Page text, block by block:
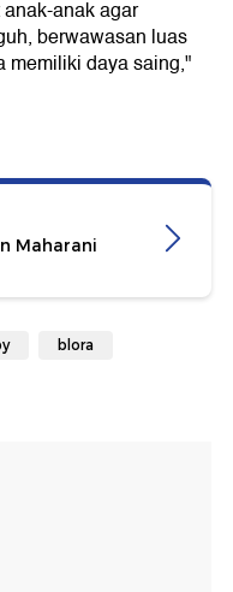
anak agar
berwawasan luas
memiliki daya saing,"
Maharani
blora